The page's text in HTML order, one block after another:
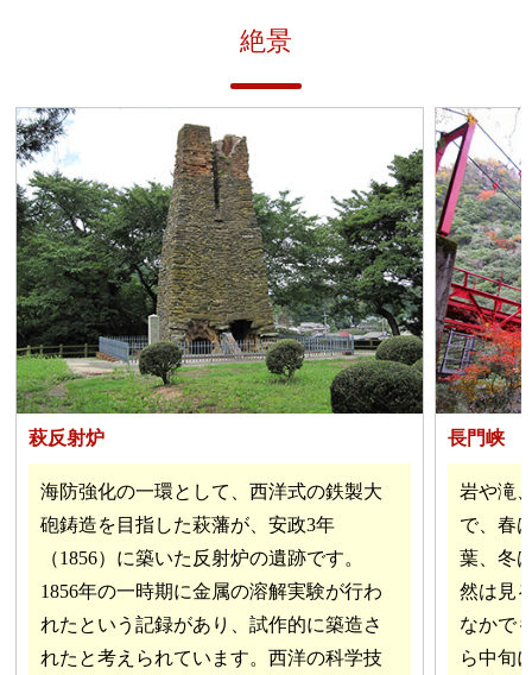
絶景
萩反射炉
海防強化の一環として、西洋式の鉄製大
砲鋳造を目指した萩藩が、安政3年
（1856）に築いた反射炉の遺跡です。
1856年の一時期に金属の溶解実験が行わ
れたという記録があり、試作的に築造さ
れたと考えられています。西洋の科学技
長門峡
岩や滝
で、春
葉、冬
然は見
なかで
ら中旬